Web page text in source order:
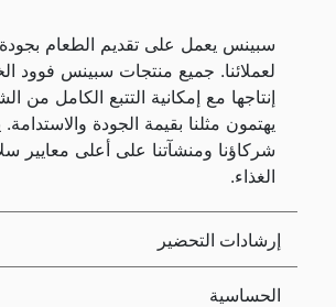
سبينس يعمل على تقديم الطعام بجودة
لعملائنا. جميع منتجات سبينس فوود
إنتاجها مع إمكانية التتبع الكامل من
يهتمون مثلنا بقيمة الجودة
شركاؤنا ومنشآتنا على أعلى معايير
الغذاء.
إرشادات التحضير
الحساسية